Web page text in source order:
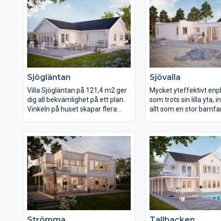
Sjögläntan
Villa Sjögläntan på 121,4 m2 ger
dig all bekvämlighet på ett plan.
Vinkeln på huset skapar flera
innebär bra rymd. Köket är luftigt
och ger dig bra utsikt mot
entrésidan. Sovrummen är
placerade i en ostörd del av
huset. Sjögläntan är ett hus för
finsmakare med funktionella
krav.
Sjövalla
Mycket yteffektivt
som trots sin lilla yta,
allt som en stor
närhet till bad och
barndel och
gemensamma ytorna
köksdel, matplats och
vardagsrum i fil, men
tydlig
också märke till den
lösningen med tvätt/
direkt anslutning till